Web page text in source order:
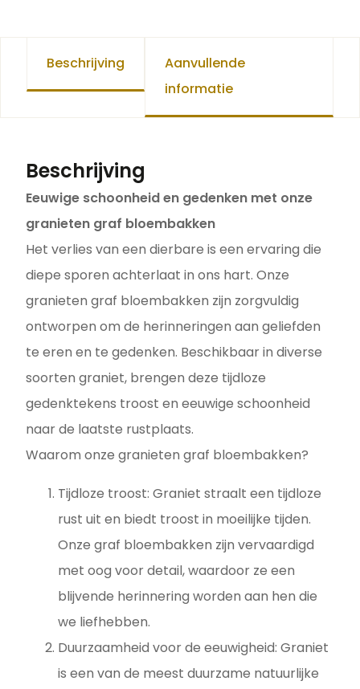
Beschrijving
Aanvullende
informatie
Beschrijving
Eeuwige schoonheid en gedenken met onze
granieten graf bloembakken
Het verlies van een dierbare is een ervaring die
diepe sporen achterlaat in ons hart. Onze
granieten graf bloembakken zijn zorgvuldig
ontworpen om de herinneringen aan geliefden
te eren en te gedenken. Beschikbaar in diverse
soorten graniet, brengen deze tijdloze
gedenktekens troost en eeuwige schoonheid
naar de laatste rustplaats.
Waarom onze granieten graf bloembakken?
Tijdloze troost: Graniet straalt een tijdloze
rust uit en biedt troost in moeilijke tijden.
Onze graf bloembakken zijn vervaardigd
met oog voor detail, waardoor ze een
blijvende herinnering worden aan hen die
we liefhebben.
Duurzaamheid voor de eeuwigheid: Graniet
is een van de meest duurzame natuurlijke